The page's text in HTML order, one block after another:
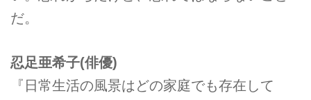
だ。
忍足亜希子(俳優)
『日常生活の風景はどの家庭でも存在して